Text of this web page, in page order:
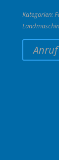
Kategorien: